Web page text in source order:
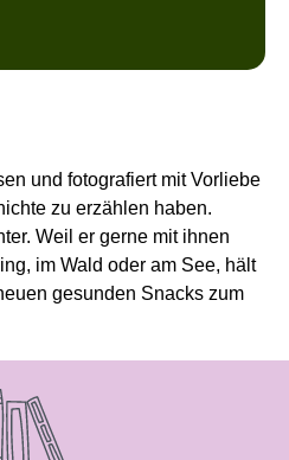
und fotografiert mit Vorliebe
zu erzählen haben.
Weil er gerne mit ihnen
im Wald oder am See, hält
gesunden Snacks zum